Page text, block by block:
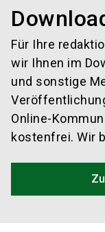
Für Ihre
wir Ihnen im
und sonstige
Online-
kostenfrei. Wir